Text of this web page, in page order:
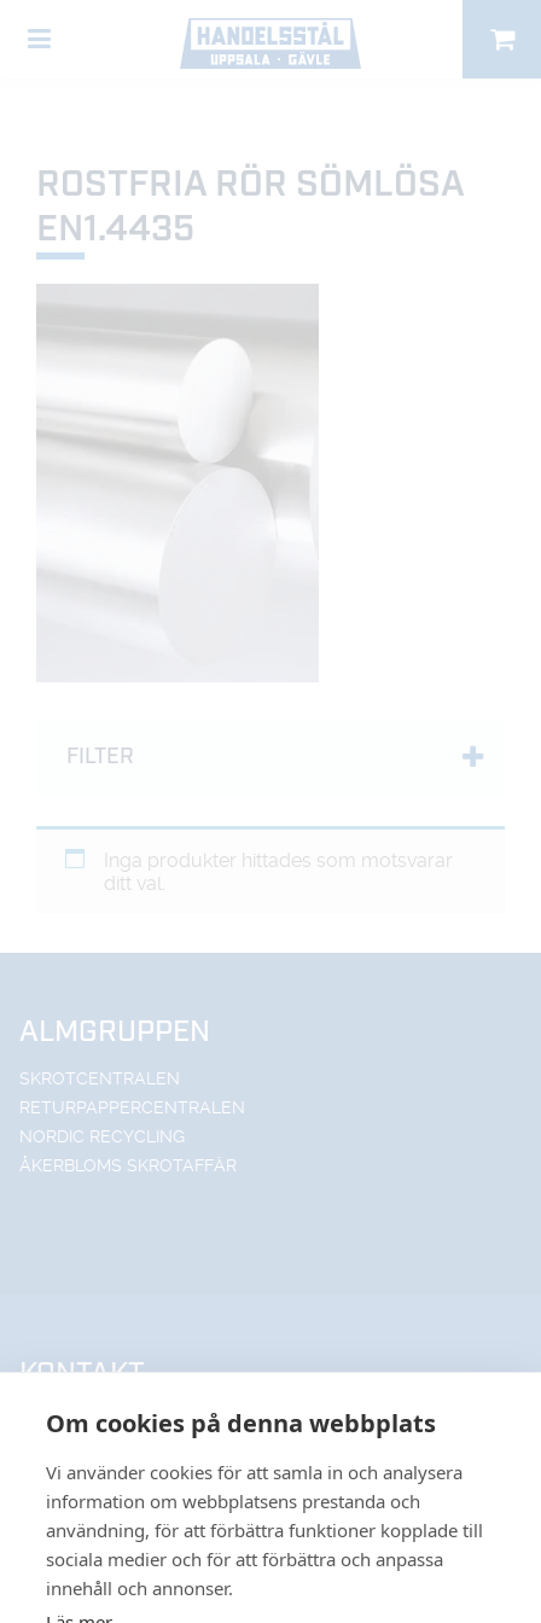
Om cookies på denna webbplats
Vi använder cookies för att samla in och analysera
information om webbplatsens prestanda och
användning, för att förbättra funktioner kopplade till
sociala medier och för att förbättra och anpassa
innehåll och annonser.
ROSTFRIA RÖR SÖMLÖSA
EN1.4435
FILTER
Inga produkter hittades som motsvarar
ditt val.
ALMGRUPPEN
SKROTCENTRALEN
RETURPAPPERCENTRALEN
NORDIC RECYCLING
ÅKERBLOMS SKROTAFFÄR
KONTAKT
UPPSALA HANDELSSTÅL AB
INFO@UHSAB.SE
SÖDRA DEPÅGATAN 15
SE-754 54 UPPSALA
HANDELSSTÅL I GÄVLE AB
026-495 99 00